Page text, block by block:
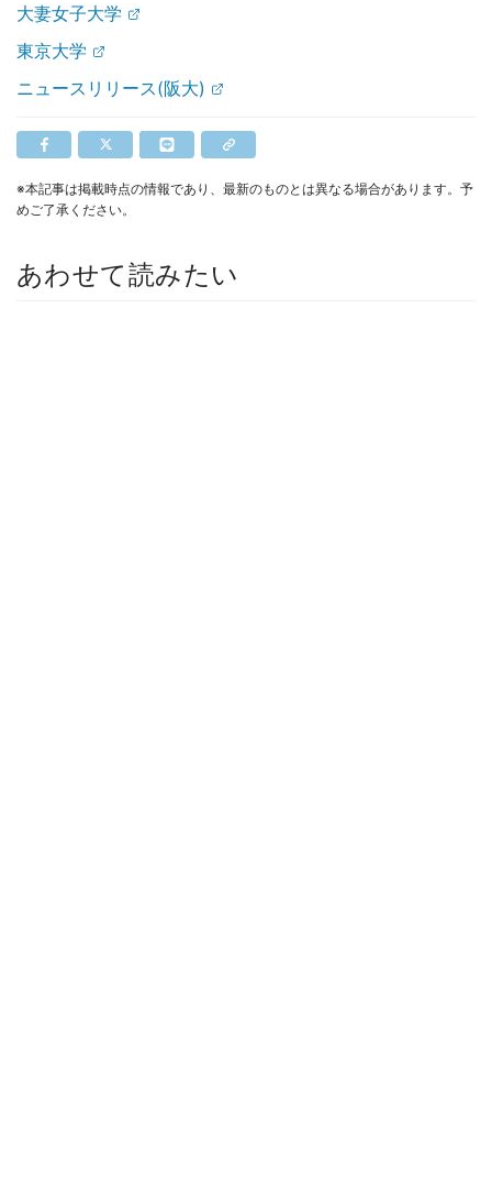
大妻女子大学
東京大学
ニュースリリース(阪大)
※本記事は掲載時点の情報であり、最新のものとは異なる場合があります。予
めご了承ください。
あわせて読みたい